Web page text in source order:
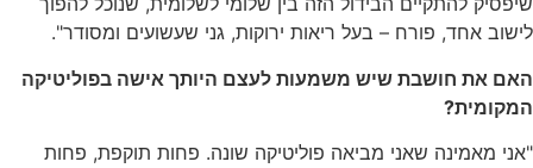
אחד, פורח – בעל ריאות ירוקות, גני שעשועים ומסודר".
את חושבת שיש משמעות לעצם היותך אישה בפוליטיקה
מאמינה שאני מביאה פוליטיקה שונה. פחות תוקפת, פחות